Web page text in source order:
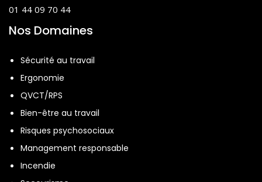
01 44 09 70 44
Nos Domaines
Sécurité au travail
Ergonomie
QVCT/RPS
Bien-être au travail
Risques psychosociaux
Management responsable
Incendie